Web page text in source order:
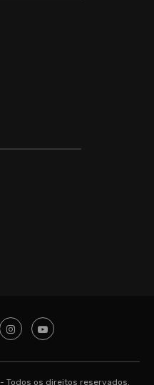
- Todos os direitos reservados.